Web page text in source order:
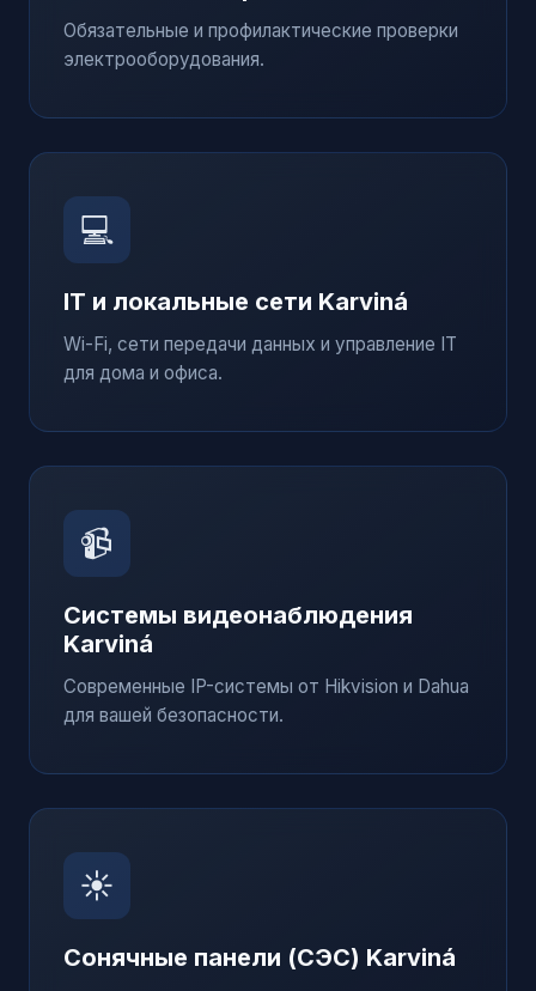
Обязательные и профилактические проверки
электрооборудования.
💻
IT и локальные сети Karviná
Wi-Fi, сети передачи данных и управление IT
для дома и офиса.
📹
Системы видеонаблюдения
Karviná
Современные IP-системы от Hikvision и Dahua
для вашей безопасности.
☀️
Сонячные панели (СЭС) Karviná